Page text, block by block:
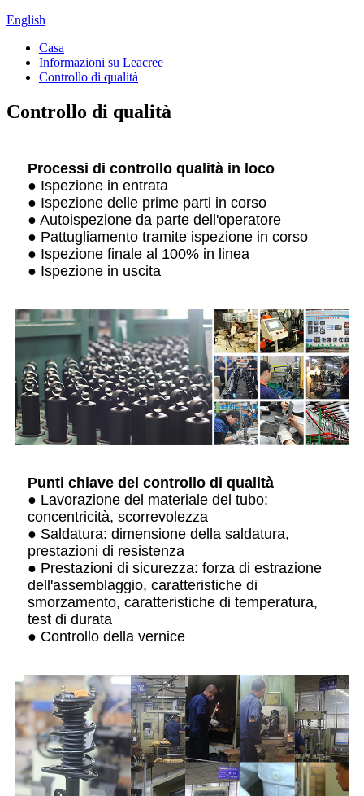
English
Casa
Informazioni su Leacree
Controllo di qualità
Controllo di qualità
Processi di controllo qualità in loco
● Ispezione in entrata
● Ispezione delle prime parti in corso
● Autoispezione da parte dell'operatore
● Pattugliamento tramite ispezione in corso
● Ispezione finale al 100% in linea
● Ispezione in uscita
Punti chiave del controllo di qualità
● Lavorazione del materiale del tubo:
concentricità, scorrevolezza
● Saldatura: dimensione della saldatura,
prestazioni di resistenza
● Prestazioni di sicurezza: forza di estrazione
dell'assemblaggio, caratteristiche di
smorzamento, caratteristiche di temperatura,
test di durata
● Controllo della vernice